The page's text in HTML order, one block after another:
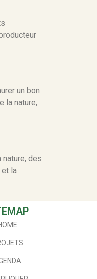
un bon
la nature,
des
la